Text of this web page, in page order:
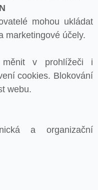
mohou ukládat
marketingové účely.
měnit v prohlížeči i
cookies. Blokování
webu.
a organizační